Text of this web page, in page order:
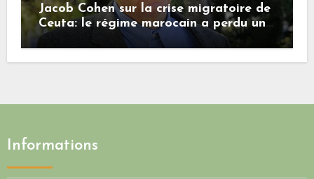
Jacob Cohen sur la crise migratoire de
Ceuta: le régime marocain a perdu une
bonne part de sa crédibilité vis-à-vis
Informations